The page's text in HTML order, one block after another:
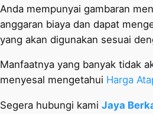
Anda mempunyai gambaran
anggaran biaya dan dapat
yang akan digunakan sesuai
Manfaatnya yang banyak tidak
menyesal mengetahui Harga
Segera hubungi kami Jaya